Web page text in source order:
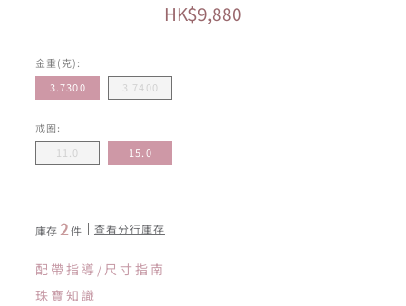
HK$9,880
金重(克):
3.7300
3.7400
戒圈:
11.0
15.0
庫存 2件 查看分行庫存
配帶指導/尺寸指南
珠寶知識